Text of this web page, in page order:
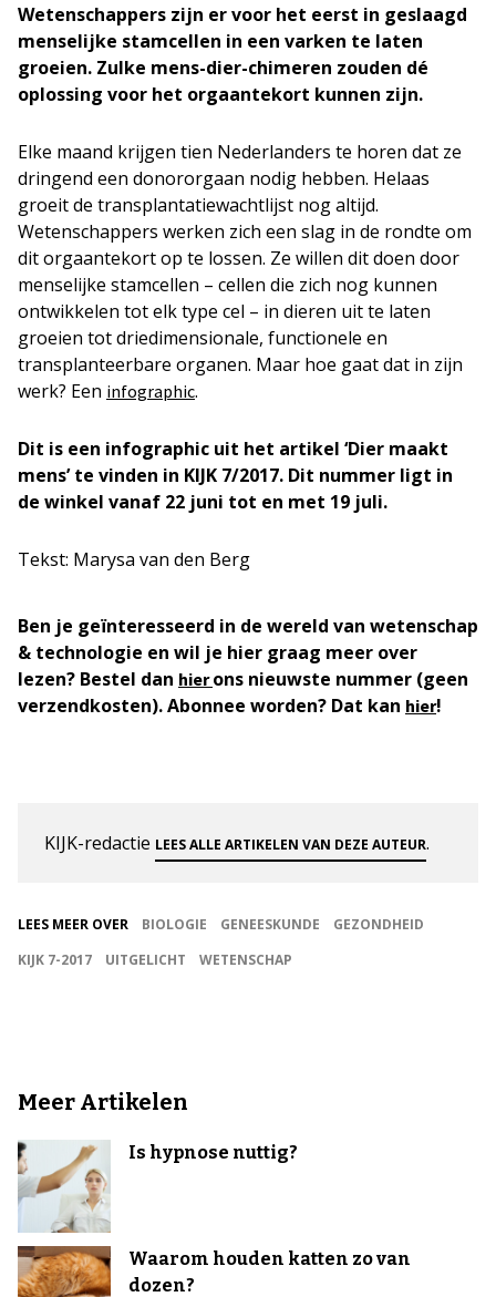
Wetenschappers zijn er voor het eerst in geslaagd
menselijke stamcellen in een varken te laten
groeien. Zulke mens-dier-chimeren zouden dé
oplossing voor het orgaantekort kunnen zijn.
Elke maand krijgen tien Nederlanders te horen dat ze
dringend een donororgaan nodig hebben. Helaas
groeit de transplantatiewachtlijst nog altijd.
Wetenschappers werken zich een slag in de rondte om
dit orgaantekort op te lossen. Ze willen dit doen door
menselijke stamcellen – cellen die zich nog kunnen
ontwikkelen tot elk type cel – in dieren uit te laten
groeien tot driedimensionale, functionele en
transplanteerbare organen. Maar hoe gaat dat in zijn
werk? Een infographic.
Dit is een infographic uit het artikel ‘Dier maakt
mens’ te vinden in KIJK 7/2017. Dit nummer ligt in
de winkel vanaf 22 juni tot en met 19 juli.
Tekst: Marysa van den Berg
Ben je geïnteresseerd in de wereld van wetenschap
& technologie en wil je hier graag meer over
lezen? Bestel dan hierons nieuwste nummer (geen
verzendkosten). Abonnee worden? Dat kan hier!
KIJK-redactie LEES ALLE ARTIKELEN VAN DEZE AUTEUR.
LEES MEER OVER BIOLOGIE GENEESKUNDE
GEZONDHEID
KIJK 7-2017
UITGELICHT WETENSCHAP
Meer Artikelen
Is hypnose nuttig?
Waarom houden katten zo van
dozen?